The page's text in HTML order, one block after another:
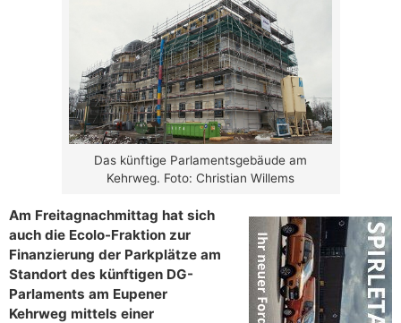
Das künftige Parlamentsgebäude am
Kehrweg. Foto: Christian Willems
Am Freitagnachmittag hat sich
auch die Ecolo-Fraktion zur
Finanzierung der Parkplätze am
Standort des künftigen DG-
Parlaments am Eupener
Kehrweg mittels einer